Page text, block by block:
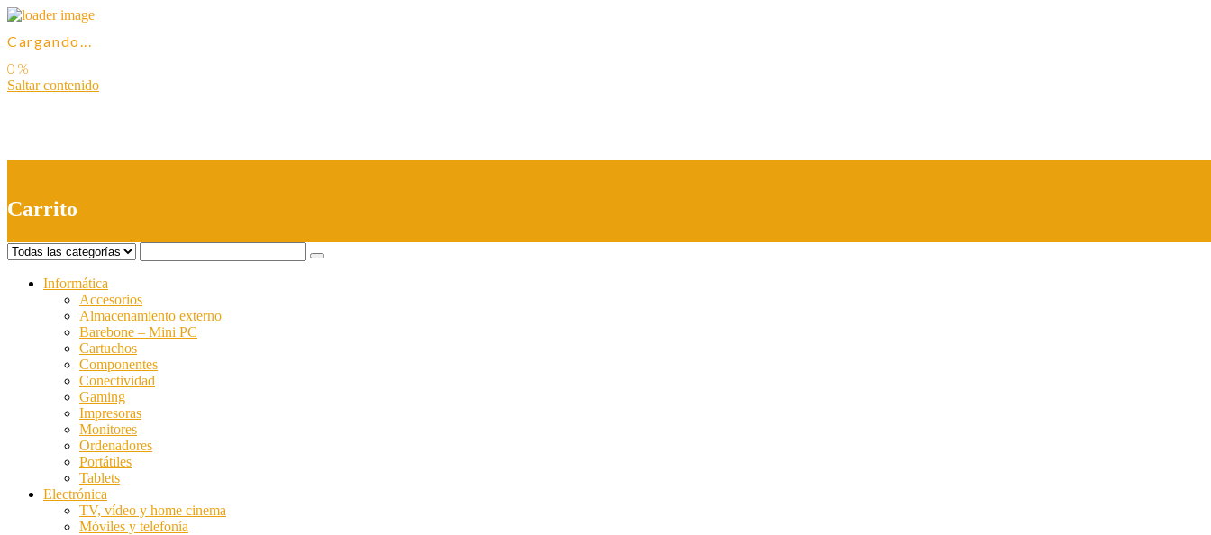
Cargando...
Saltar contenido
Carrito
Informática
Accesorios
Almacenamiento externo
Barebone – Mini PC
Cartuchos
Componentes
Conectividad
Gaming
Impresoras
Monitores
Ordenadores
Portátiles
Tablets
Electrónica
TV, vídeo y home cinema
Móviles y telefonía